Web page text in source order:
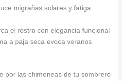
migrañas solares y fatiga
el rostro con elegancia funcional
a paja seca evoca veranos
por las chimeneas de tu sombrero